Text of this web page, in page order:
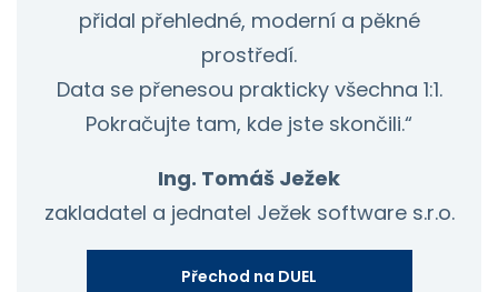
přidal přehledné, moderní a pěkné
prostředí.
Data se přenesou prakticky všechna 1:1.
Pokračujte tam, kde jste skončili.“
Ing. Tomáš Ježek
zakladatel a jednatel Ježek software s.r.o.
Přechod na DUEL